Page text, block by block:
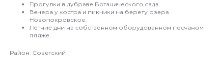
Прогулки в дубраве Ботанического сада.
Вечера у костра и пикники на берегу озера
Новопокровское.
Летние дни на собственном оборудованном песчаном
пляже.
Район: Советский